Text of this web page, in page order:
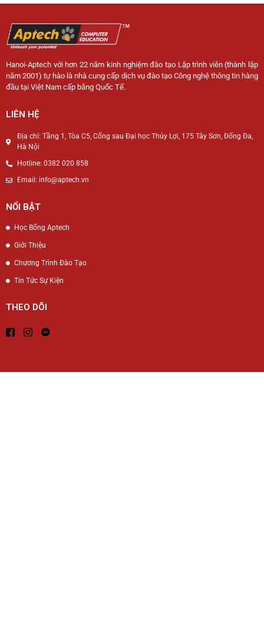
Hanoi-Aptech với hơn 22 năm kinh nghiệm đào tạo Lập trình viên (thành lập
năm 2001) tự hào là nhà cung cấp dịch vụ đào tạo Công nghệ thông tin hàng
đầu tại Việt Nam cấp bằng Quốc Tế.
LIÊN HỆ
Địa chỉ: Tầng 1, Tòa C5, Cổng sau Đại học Thủy Lợi, 175 Tây Sơn, Đống Đa,
Hà Nội
Hotline: 0382 020 858
Email: info@aptech.vn
NỔI BẬT
Học Bổng Aptech
Giới Thiệu
Chương Trình Đào Tạo
Tin Tức Sự Kiện
THEO DÕI